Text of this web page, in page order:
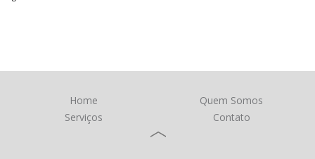
Home
Quem Somos
Serviços
Contato